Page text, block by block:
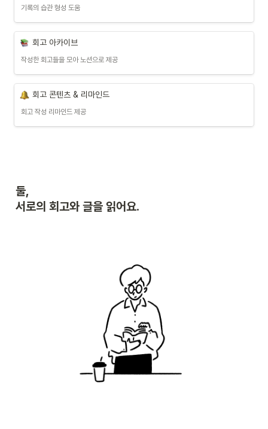
기록의 습관 형성 도움
회고 아카이브
작성한 회고들을 모아 노션으로 제공
회고 콘텐츠 & 리마인드
회고 작성 리마인드 제공
둘,
서로의 회고와 글을 읽어요.